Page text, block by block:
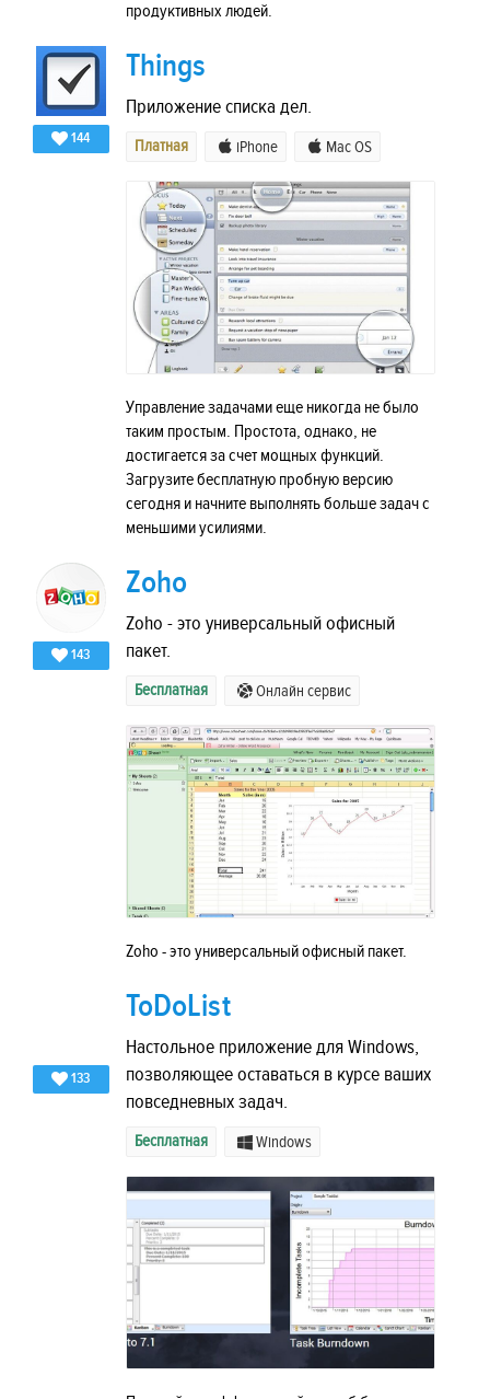
продуктивных людей.
144
Things
Приложение списка дел.
Платная iPhone Mac OS
Управление задачами еще никогда не было
таким простым. Простота, однако, не
достигается за счет мощных функций.
Загрузите бесплатную пробную версию
сегодня и начните выполнять больше задач с
меньшими усилиями.
143
Zoho
Zoho - это универсальный офисный
пакет.
Бесплатная Онлайн сервис
Zoho - это универсальный офисный пакет.
133
ToDoList
Настольное приложение для Windows,
позволяющее оставаться в курсе ваших
повседневных задач.
Бесплатная Windows